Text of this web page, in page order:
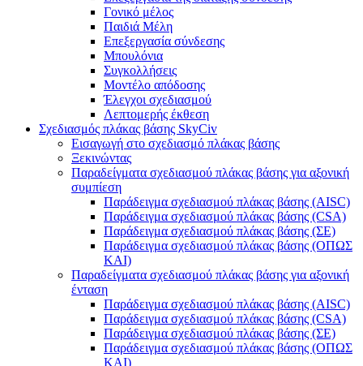
Γονικό μέλος
Παιδιά Μέλη
Επεξεργασία σύνδεσης
Μπουλόνια
Συγκολλήσεις
Μοντέλο απόδοσης
Έλεγχοι σχεδιασμού
Λεπτομερής έκθεση
Σχεδιασμός πλάκας βάσης SkyCiv
Εισαγωγή στο σχεδιασμό πλάκας βάσης
Ξεκινώντας
Παραδείγματα σχεδιασμού πλάκας βάσης για αξονική
συμπίεση
Παράδειγμα σχεδιασμού πλάκας βάσης (AISC)
Παράδειγμα σχεδιασμού πλάκας βάσης (CSA)
Παράδειγμα σχεδιασμού πλάκας βάσης (ΣΕ)
Παράδειγμα σχεδιασμού πλάκας βάσης (ΟΠΩΣ
ΚΑΙ)
Παραδείγματα σχεδιασμού πλάκας βάσης για αξονική
ένταση
Παράδειγμα σχεδιασμού πλάκας βάσης (AISC)
Παράδειγμα σχεδιασμού πλάκας βάσης (CSA)
Παράδειγμα σχεδιασμού πλάκας βάσης (ΣΕ)
Παράδειγμα σχεδιασμού πλάκας βάσης (ΟΠΩΣ
ΚΑΙ)